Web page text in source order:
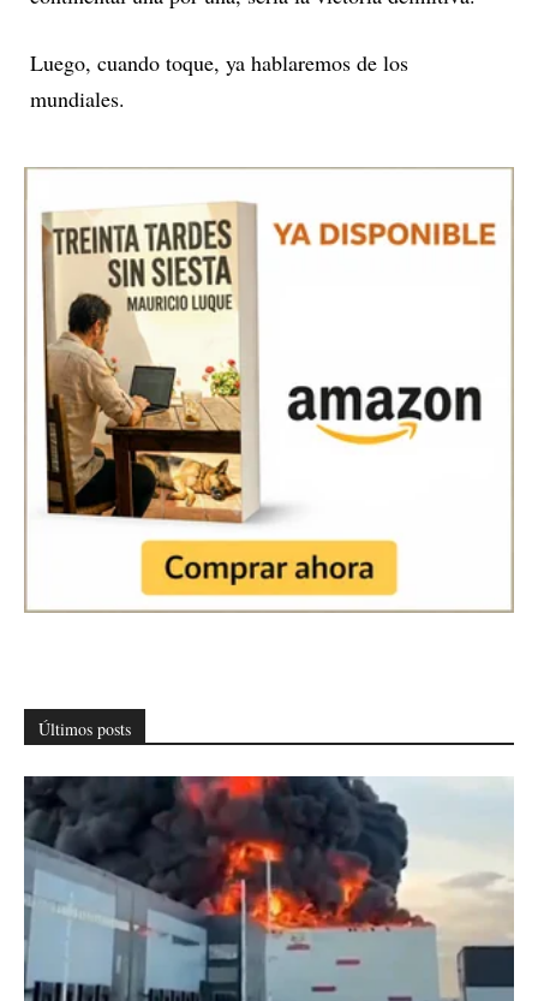
Luego, cuando toque, ya hablaremos de los
mundiales.
Últimos posts